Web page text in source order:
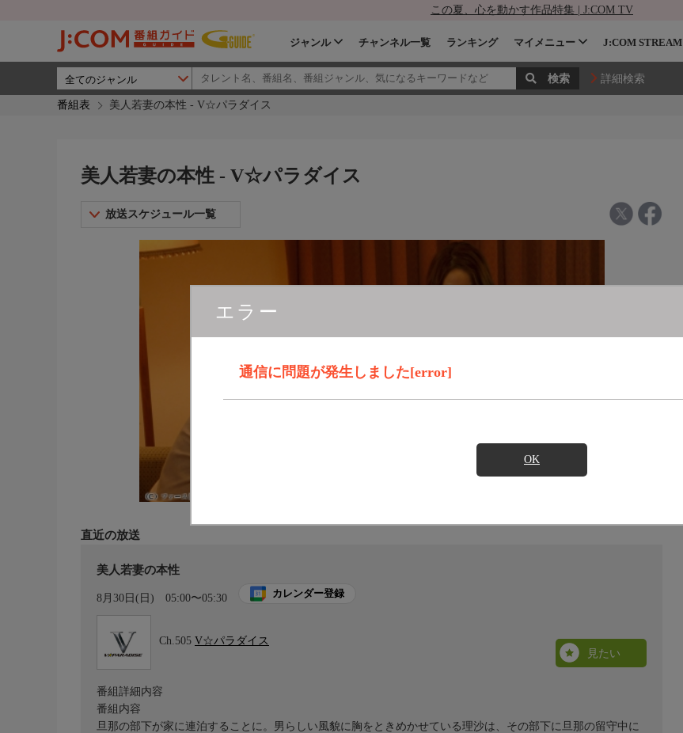
この夏、心を動かす作品特集 | J:COM TV
ジャンル チャンネル一覧 ランキング マイメニュー J:COM STREAM
詳細検索
番組表 美人若妻の本性 - V☆パラダイス
エラー
通信に問題が発生しました[error]
OK
美人若妻の本性 - V☆パラダイス
放送スケジュール一覧
直近の放送
美人若妻の本性
8月30日(日) 05:00〜05:30 カレンダー登録
Ch.505 V☆パラダイス
見たい
番組詳細内容
番組内容
旦那の部下が家に連泊することに。男らしい風貌に胸をときめかせている理沙は、その部下に旦那の留守中に